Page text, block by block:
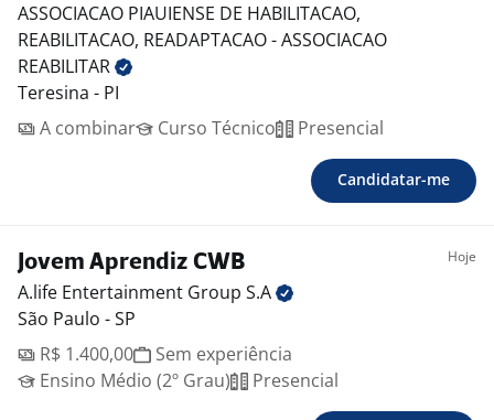
ASSOCIACAO PIAUIENSE DE HABILITACAO,
REABILITACAO, READAPTACAO - ASSOCIACAO
REABILITAR
Teresina - PI
A combinar
Curso Técnico Presencial
Candidatar-me
Jovem Aprendiz CWB Hoje
A.life Entertainment Group S.A
São Paulo - SP
R$ 1.400,00
Sem experiência
Ensino Médio (2º Grau)
Presencial